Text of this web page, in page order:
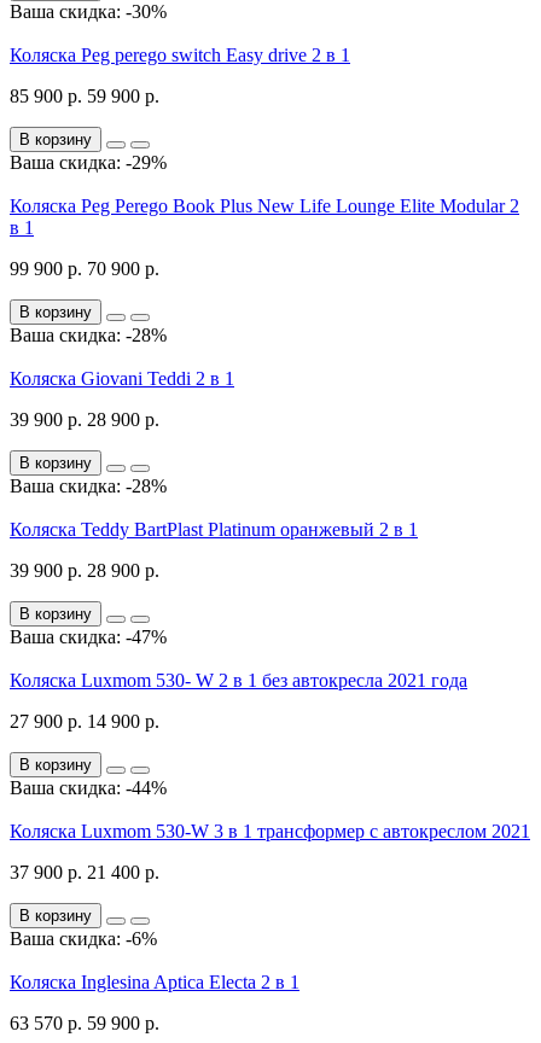
Ваша скидка: -30%
Коляска Peg perego switch Easy drive 2 в 1
85 900 р. 59 900 р.
В корзину
Ваша скидка: -29%
Коляска Peg Perego Book Plus New Life Lounge Elite Modular 2
в 1
99 900 р. 70 900 р.
В корзину
Ваша скидка: -28%
Коляска Giovani Teddi 2 в 1
39 900 р. 28 900 р.
В корзину
Ваша скидка: -28%
Коляска Teddy BartPlast Platinum оранжевый 2 в 1
39 900 р. 28 900 р.
В корзину
Ваша скидка: -47%
Коляска Luxmom 530- W 2 в 1 без автокресла 2021 года
27 900 р. 14 900 р.
В корзину
Ваша скидка: -44%
Коляска Luxmom 530-W 3 в 1 трансформер с автокреслом 2021
37 900 р. 21 400 р.
В корзину
Ваша скидка: -6%
Коляска Inglesina Aptica Electa 2 в 1
63 570 р. 59 900 р.